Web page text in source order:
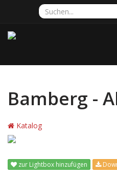
Bamberg -
Katalog
zur Lightbox hinzufügen